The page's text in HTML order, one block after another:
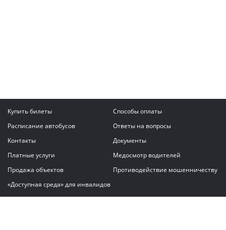
Купить билеты
Способы оплаты
Расписание автобусов
Ответы на вопросы
Контакты
Документы
Платные услуги
Медосмотр водителей
Продажа объектов
Противодействие мошенничеству
«Доступная среда» для инвалидов